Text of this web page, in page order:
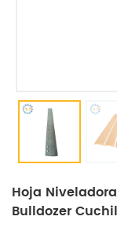
Hoja
Bulldozer